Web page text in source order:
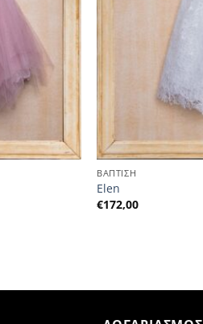
ΒΑΠΤΙΣΗ
Elen
€172,00